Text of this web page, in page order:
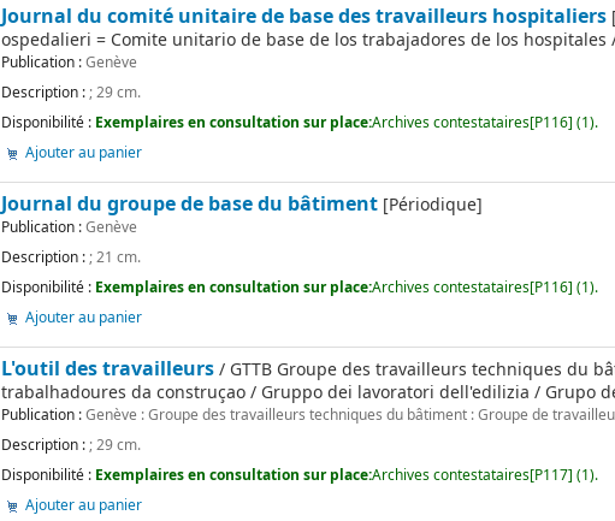
Journal du comité unitaire de base des travailleurs hospitaliers
ospedalieri = Comite unitario de base de los trabajadores de los
Publication :Genève
Description :; 29 cm.
Disponibilité : Exemplaires en consultation sur place:Archives contestataires[P116] (1).
Ajouter au panier
Journal du groupe de base du bâtiment [Périodique]
Publication :Genève
Description :; 21 cm.
Disponibilité : Exemplaires en consultation sur place:Archives contestataires[P116] (1).
Ajouter au panier
L'outil des travailleurs/ GTTB Groupe des travailleurs techniques du
trabalhadoures da construçao / Gruppo dei lavoratori dell'edilizia / Grupo
Publication :Genève : Groupe des travailleurs techniques du bâtiment : Groupe de
Description :; 29 cm.
Disponibilité : Exemplaires en consultation sur place:Archives contestataires[P117] (1).
Ajouter au panier